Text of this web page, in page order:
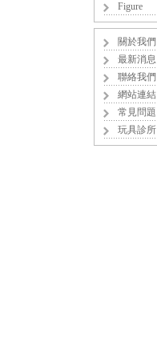
Figure
關於我們
最新消息
聯絡我們
網站連結
常見問題
玩具診所